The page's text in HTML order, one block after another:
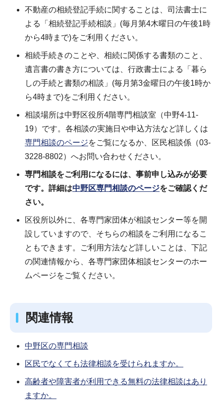
不動産の相続登記手続に関することは、司法書士に
よる「相続登記手続相談」(毎月第4木曜日の午後1時
から4時まで)をご利用ください。
相続手続きのことや、相続に関係する書類のこと、
遺言書の書き方については、行政書士による「暮ら
しの手続と書類の相談」(毎月第3金曜日の午後1時か
ら4時まで)をご利用ください。
相談場所は中野区役所4階専門相談室（中野4-11-
19）です。各相談の実施日や申込方法など詳しくは
専門相談のページをご覧になるか、区民相談係（03-
3228-8802）へお問い合わせください。
専門相談をご利用になるには、事前申し込みが必要
です。詳細は中野区専門相談のページをご確認くだ
さい。
区役所以外に、各専門家団体が相談センター等を開
設していますので、そちらの相談をご利用になるこ
ともできます。ご利用方法など詳しいことは、下記
の関連情報から、各専門家団体相談センターのホー
ムページをご覧ください。
関連情報
中野区の専門相談
区民でなくても法律相談を受けられますか。
高齢者や障害者が利用できる無料の法律相談はあり
ますか。